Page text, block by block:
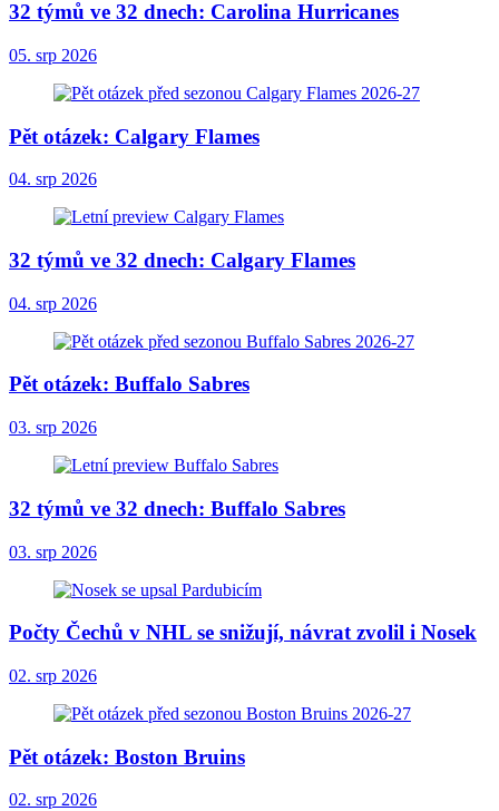
32 týmů ve 32 dnech: Carolina Hurricanes
05. srp 2026
Pět otázek: Calgary Flames
04. srp 2026
32 týmů ve 32 dnech: Calgary Flames
04. srp 2026
Pět otázek: Buffalo Sabres
03. srp 2026
32 týmů ve 32 dnech: Buffalo Sabres
03. srp 2026
Počty Čechů v NHL se snižují, návrat zvolil i Nosek
02. srp 2026
Pět otázek: Boston Bruins
02. srp 2026